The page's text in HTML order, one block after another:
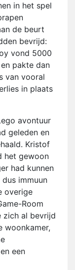
in het spel
de beurt
bevrijd:
vond 5000
pakte dan
van vooral
in plaats
avontuur
geleden en
Kristof
het gewoon
had kunnen
immuun
overige
Room
zich al bevrijd
woonkamer,
een